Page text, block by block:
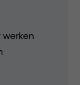
werken